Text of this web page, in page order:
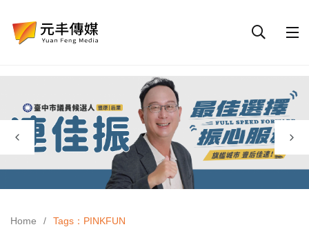
Home Tags：PINKFUN